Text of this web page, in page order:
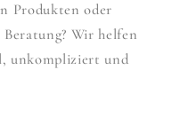
Produkten oder
Wir helfen
unkompliziert und